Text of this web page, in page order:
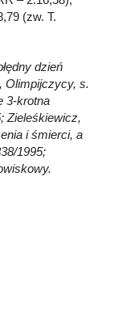
(zw. T.
dzień
Olimpijczycy, s.
3-krotna
Zieleśkiewicz,
i śmierci, a
1995;